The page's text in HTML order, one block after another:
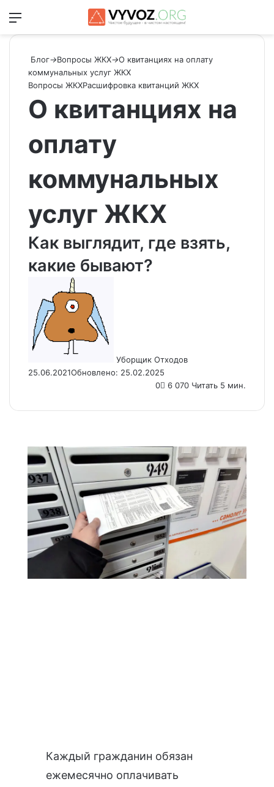
Меню
Блог→Вопросы ЖКХ→О квитанциях на оплату
коммунальных услуг ЖКХ
Вопросы ЖКХРасшифровка квитанций ЖКХ
О квитанциях на
оплату
коммунальных
услуг ЖКХ
Как выглядит, где взять,
какие бывают?
Уборщик Отходов
25.06.2021Обновлено: 25.02.2025
0
6 070 Читать 5 мин.
Каждый гражданин обязан
ежемесячно оплачивать